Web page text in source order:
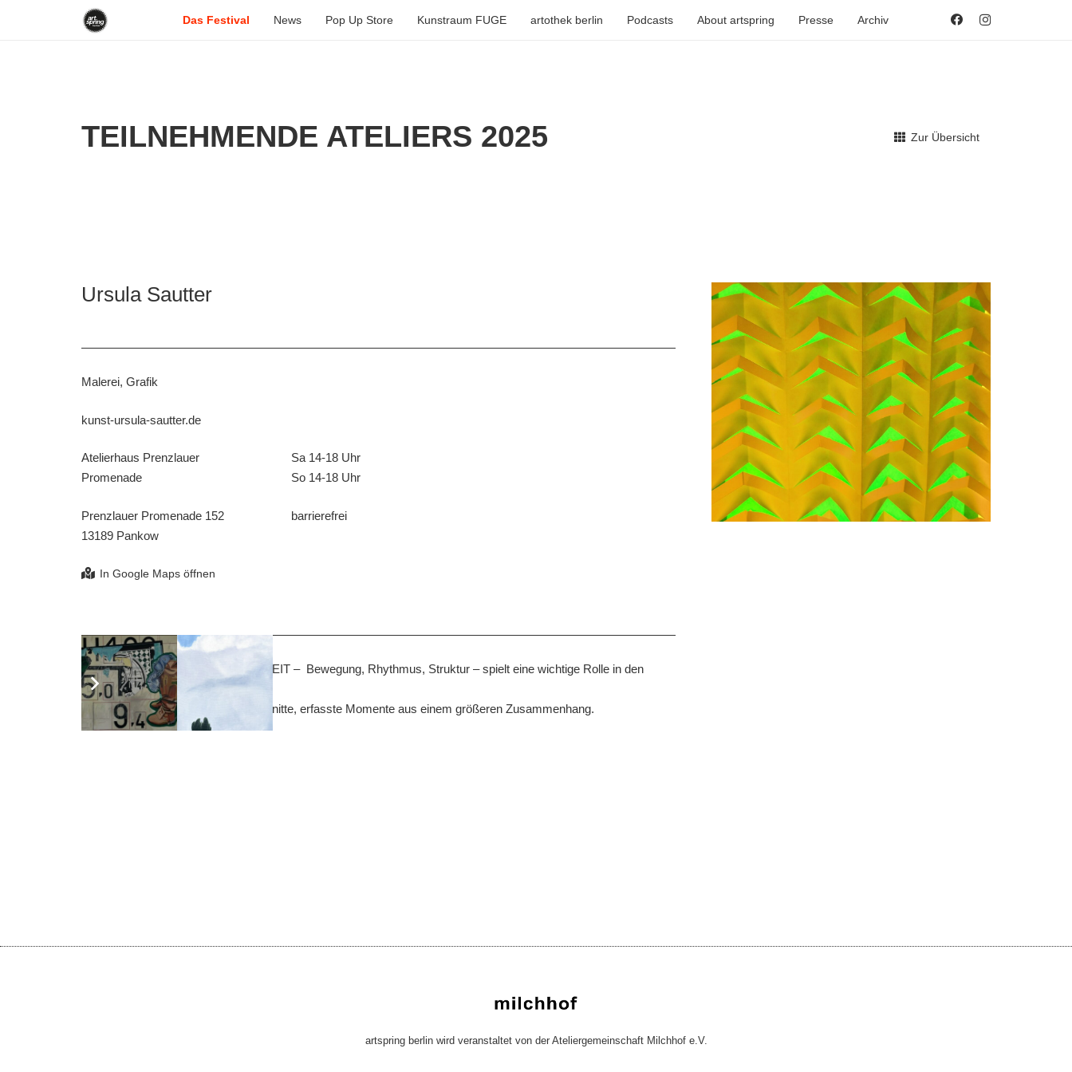
Das Festival News Pop Up Store Kunstraum FUGE artothek berlin Podcasts About artspring Presse Archiv
TEILNEHMENDE ATELIERS 2025 Zur Übersicht
Ursula Sautter
Malerei, Grafik
kunst-ursula-sautter.de
Atelierhaus Prenzlauer
Promenade
Prenzlauer Promenade 152
13189 Pankow
Sa 14-18 Uhr
So 14-18 Uhr
barrierefrei
Die Beschäftigung mit dem Thema ZEIT – Bewegung, Rhythmus, Struktur – spielt eine wichtige Rolle in den
Arbeiten von U. Sautter.
Die Bilder verstehen sich als Ausschnitte, erfasste Momente aus einem größeren Zusammenhang.
artspring berlin wird veranstaltet von der Ateliergemeinschaft Milchhof e.V.